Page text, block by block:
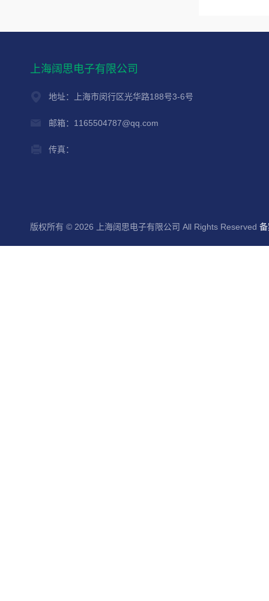
上海阔思电子有限公司
地址：上海市闵行区光华路188号3-6号
邮箱：1165504787@qq.com
传真：
版权所有 © 2026 上海阔思电子有限公司 All Rights Reserved